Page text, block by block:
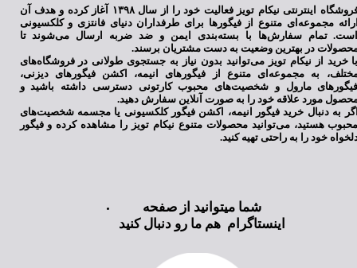
فروشگاه اینترنتی نیکام تویز فعالیت خود را از سال ۱۳۹۸ آغاز کرده و هدف آن
مجموعه‌ای متنوع از فیگورها برای طرفداران دنیای فانتزی و کلکسیونی
تمام سفارش‌ها با بسته‌بندی ایمن و ضد ضربه ارسال می‌شوند تا
در بهترین وضعیت به دست مشتریان برسند.
خرید از نیکام تویز می‌توانید بدون نیاز به جستجوی طولانی در فروشگاه‌های
به مجموعه‌ای متنوع از فیگورهای انیمه، اکشن فیگورهای دیزنی،
مارول و شخصیت‌های محبوب کارتونی دسترسی داشته باشید و
مورد علاقه خود را به صورت آنلاین سفارش دهید.
به دنبال خرید فیگور انیمه، اکشن فیگور کلکسیونی یا مجسمه شخصیت‌های
هستید، می‌توانید محصولات متنوع نیکام تویز را مشاهده کرده و فیگور
خود را به راحتی تهیه کنید.
شما میتوانید از صفحه
اینستاگرام هم ما رو دنبال کنید